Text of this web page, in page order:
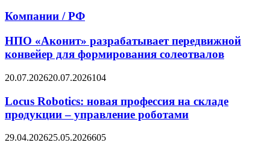
Компании / РФ
НПО «Аконит» разрабатывает передвижной
конвейер для формирования солеотвалов
20.07.202620.07.2026104
Locus Robotics: новая профессия на складе
продукции – управление роботами
29.04.202625.05.2026605